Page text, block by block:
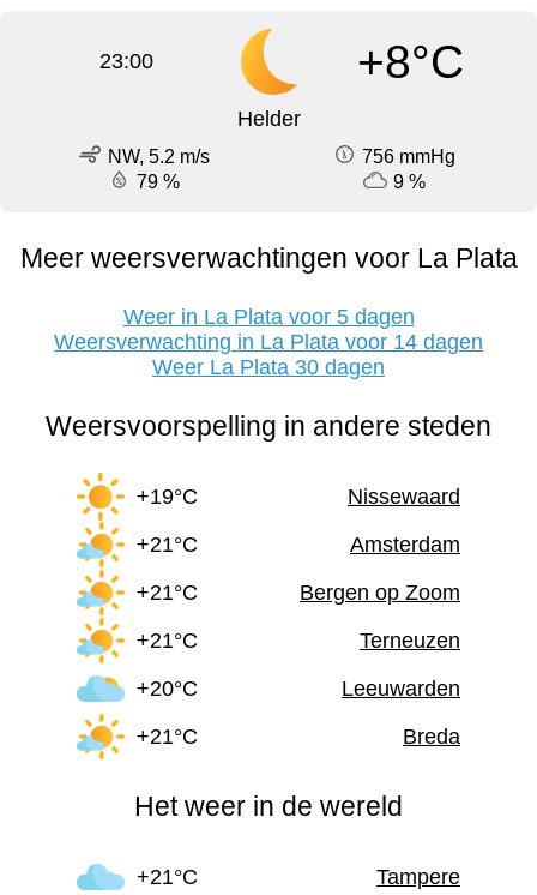
23:00 +8°C
Helder
NW, 5.2 m/s
756 mmHg
79 %
9 %
Meer weersverwachtingen voor La Plata
Weer in La Plata voor 5 dagen
Weersverwachting in La Plata voor 14 dagen
Weer La Plata 30 dagen
Weersvoorspelling in andere steden
+19°C
Nissewaard
+21°C
Amsterdam
+21°C
Bergen op Zoom
+21°C
Terneuzen
+20°C
Leeuwarden
+21°C
Breda
Het weer in de wereld
+21°C Tampere